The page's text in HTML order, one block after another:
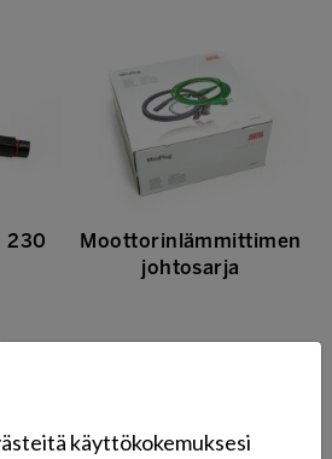
230
Moottorinlämmittimen
johtosarja
käyttökokemuksesi